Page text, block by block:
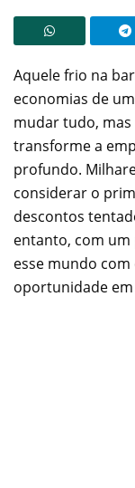
Aquele frio na
economias de
mudar tudo,
transforme a
profundo.
considerar o
descontos
entanto, com
esse mundo
oportunidade